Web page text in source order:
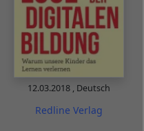
12.03.2018 , Deutsch
Redline Verlag